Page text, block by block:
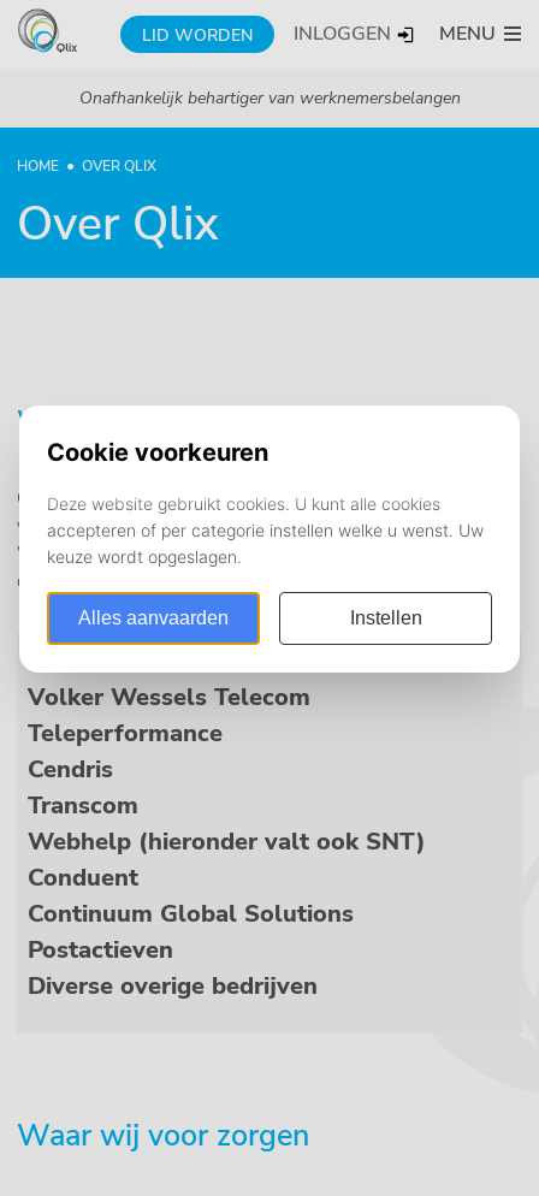
LID WORDEN INLOGGEN MENU
Onafhankelijk behartiger van werknemersbelangen
HOME OVER QLIX
Over Qlix
Wie wij zijn
Qlix is de onafhankelijk belangenbehartiger van werknemers
van KPN.
Wij vertegenwoordigen de belangen van (ex-)werknemers van
de afdelingen:
KPN
Volker Wessels Telecom
Teleperformance
Cendris
Transcom
Webhelp (hieronder valt ook SNT)
Conduent
Continuum Global Solutions
Postactieven
Diverse overige bedrijven
Waar wij voor zorgen